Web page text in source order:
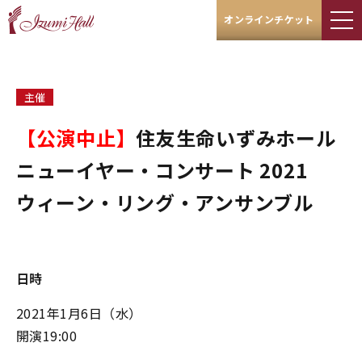
オンラインチケット
主催
【公演中止】​​​​​​​住友生命いずみホール
ニューイヤー・コンサート 2021
ウィーン・リング・アンサンブル
日時
2021年1月6日（水）
開演19:00